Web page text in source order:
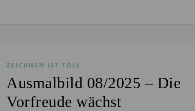
ZEICHNEN IST TOLL
Ausmalbild 08/2025 – Die
Vorfreude wächst